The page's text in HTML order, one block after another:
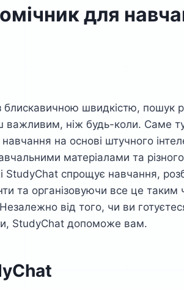
для
блискавичною швидкістю, пошук
важливим, ніж будь-коли. Саме
на основі штучного
матеріалами та
StudyChat спрощує навчання,
та організовуючи все це
від того, чи ви
StudyChat допоможе вам.